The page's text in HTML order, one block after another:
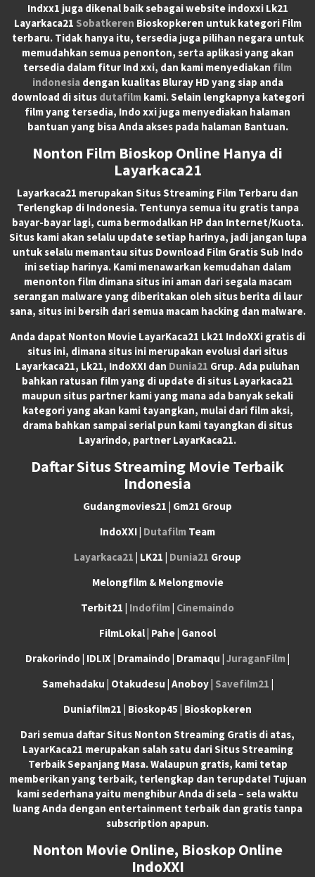
Indxx1 juga dikenal baik sebagai website indoxxi Lk21
Layarkaca21 Sobatkeren Bioskopkeren untuk kategori Film
terbaru. Tidak hanya itu, tersedia juga pilihan negara untuk
memudahkan semua penonton, serta aplikasi yang akan
tersedia dalam fitur Ind xxi, dan kami menyediakan film
indonesiadengan kualitas Bluray HD yang siap anda
download di situs dutafilmkami. Selain lengkapnya kategori
film yang tersedia, Indo xxi juga menyediakan halaman
bantuan yang bisa Anda akses pada halaman Bantuan.
Nonton Film Bioskop Online Hanya di
Layarkaca21
Layarkaca21 merupakan Situs Streaming Film Terbaru dan
Terlengkap di Indonesia. Tentunya semua itu gratis tanpa
bayar-bayar lagi, cuma bermodalkan HP dan Internet/Kuota.
Situs kami akan selalu update setiap harinya, jadi jangan lupa
untuk selalu memantau situs Download Film Gratis Sub Indo
ini setiap harinya. Kami menawarkan kemudahan dalam
menonton film dimana situs ini aman dari segala macam
serangan malware yang diberitakan oleh situs berita di laur
sana, situs ini bersih dari semua macam hacking dan malware.
Anda dapat Nonton Movie LayarKaca21 Lk21 IndoXXigratis di
situs ini, dimana situs ini merupakan evolusi dari situs
Layarkaca21, Lk21, IndoXXI dan Dunia21 Grup. Ada puluhan
bahkan ratusan film yang di update di situs Layarkaca21
maupun situs partner kami yang mana ada banyak sekali
kategori yang akan kami tayangkan, mulai dari film aksi,
drama bahkan sampai serial pun kami tayangkan di situs
Layarindo, partner LayarKaca21.
Daftar Situs Streaming Movie Terbaik
Indonesia
Gudangmovies21 | Gm21 Group
IndoXXI | Dutafilm Team
Layarkaca21 | LK21 | Dunia21 Group
Melongfilm & Melongmovie
Terbit21 | Indofilm| Cinemaindo
FilmLokal | Pahe | Ganool
Drakorindo | IDLIX | Dramaindo | Dramaqu | JuraganFilm|
Samehadaku | Otakudesu | Anoboy | Savefilm21 |
Duniafilm21 | Bioskop45 | Bioskopkeren
Dari semua daftar Situs Nonton Streaming Gratis di atas,
LayarKaca21 merupakan salah satu dari Situs Streaming
Terbaik Sepanjang Masa. Walaupun gratis, kami tetap
memberikan yang terbaik, terlengkap dan terupdate! Tujuan
kami sederhana yaitu menghibur Anda di sela – sela waktu
luang Anda dengan entertainment terbaik dan gratis tanpa
subscription apapun.
Nonton Movie Online, Bioskop Online
IndoXXI